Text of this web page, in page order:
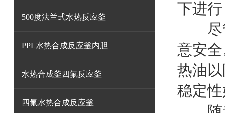
下进
尽管
意安
热油
稳定
500度法兰式水热反应釜
PPL水热合成反应釜内胆
水热合成釜四氟反应釜
四氟水热合成反应釜